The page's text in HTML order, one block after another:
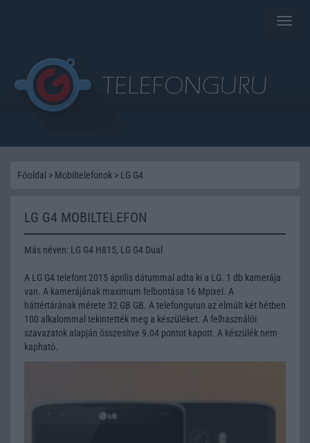
Toggle
Főoldal > Mobiltelefonok > LG G4
LG G4 MOBILTELEFON
Más néven: LG G4 H815, LG G4 Dual
A LG G4 telefont 2015 április dátummal adta ki a LG. 1 db kamerája
van. A kamerájának maximum felbontása 16 Mpixel. A
háttértárának mérete 32 GB GB. A telefongurun az elmúlt két hétben
100 alkalommal tekintették meg a készüléket. A felhasználói
szavazatok alapján összesítve 9.04 pontot kapott. A készülék nem
kapható.